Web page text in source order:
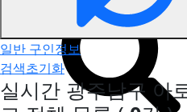
일반 구인정보
검색초기화
실시간 광주남구 아